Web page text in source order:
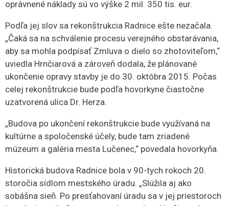
oprávnené náklady sú vo výške 2 mil. 350 tis. eur.
Podľa jej slov sa rekonštrukcia Radnice ešte nezačala.
„Čaká sa na schválenie procesu verejného obstarávania,
aby sa mohla podpísať Zmluva o dielo so zhotoviteľom,“
uviedla Hrnčiarová a zároveň dodala, že plánované
ukončenie opravy stavby je do 30. októbra 2015. Počas
celej rekonštrukcie bude podľa hovorkyne čiastočne
uzatvorená ulica Dr. Herza.
„Budova po ukončení rekonštrukcie bude využívaná na
kultúrne a spoločenské účely, bude tam zriadené
múzeum a galéria mesta Lučenec,“ povedala hovorkyňa.
Historická budova Radnice bola v 90-tych rokoch 20.
storočia sídlom mestského úradu. „Slúžila aj ako
sobášna sieň. Po presťahovaní úradu sa v jej priestoroch